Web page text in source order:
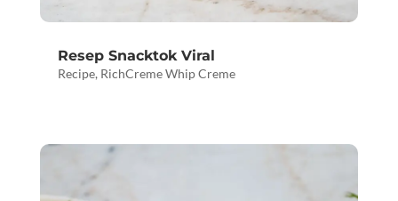
Resep Snacktok Viral
Recipe, RichCreme Whip Creme